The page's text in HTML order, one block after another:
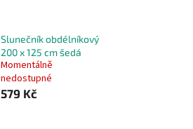
Slunečník obdélníkový
200 x 125 cm šedá
Momentálně
nedostupné
579 Kč